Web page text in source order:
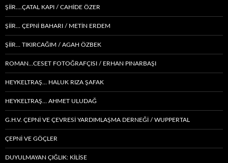
ŞİİR….ÇATAL KAPI / CAHİDE ÖZER
ŞİİR… ÇEPNI BAHARI / METİN ERDEM
ŞIIR… TIKIRCAĞIM / AGAH ÖZBEK
ROMAN…CESET FOTOĞRAFÇISI / ERHAN PINARBAŞI
HEYKELTRAŞ… HALUK RIZA ŞAFAK
HEYKELTRAŞ… AHMET ULUDAĞ
G.H.V. ÇEPNİ VE ÇEVRESİ YARDIMLAŞMA DERNEĞİ / WUPPERTAL
ÇEPNI VE GÖÇLER
DUYULMAYAN ÇIĞLIK: KİLİSE